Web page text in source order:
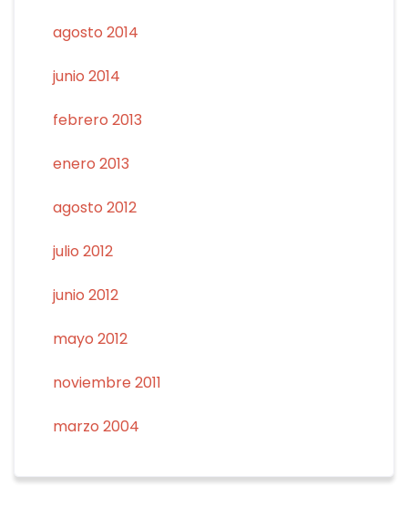
agosto 2014
junio 2014
febrero 2013
enero 2013
agosto 2012
julio 2012
junio 2012
mayo 2012
noviembre 2011
marzo 2004